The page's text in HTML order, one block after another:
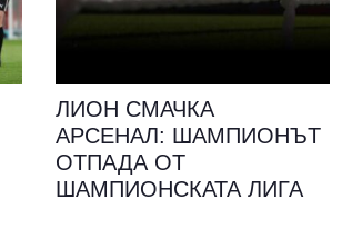
ЛИОН СМАЧКА
АРСЕНАЛ: ШАМПИОНЪТ
ОТПАДА ОТ
ШАМПИОНСКАТА ЛИГА